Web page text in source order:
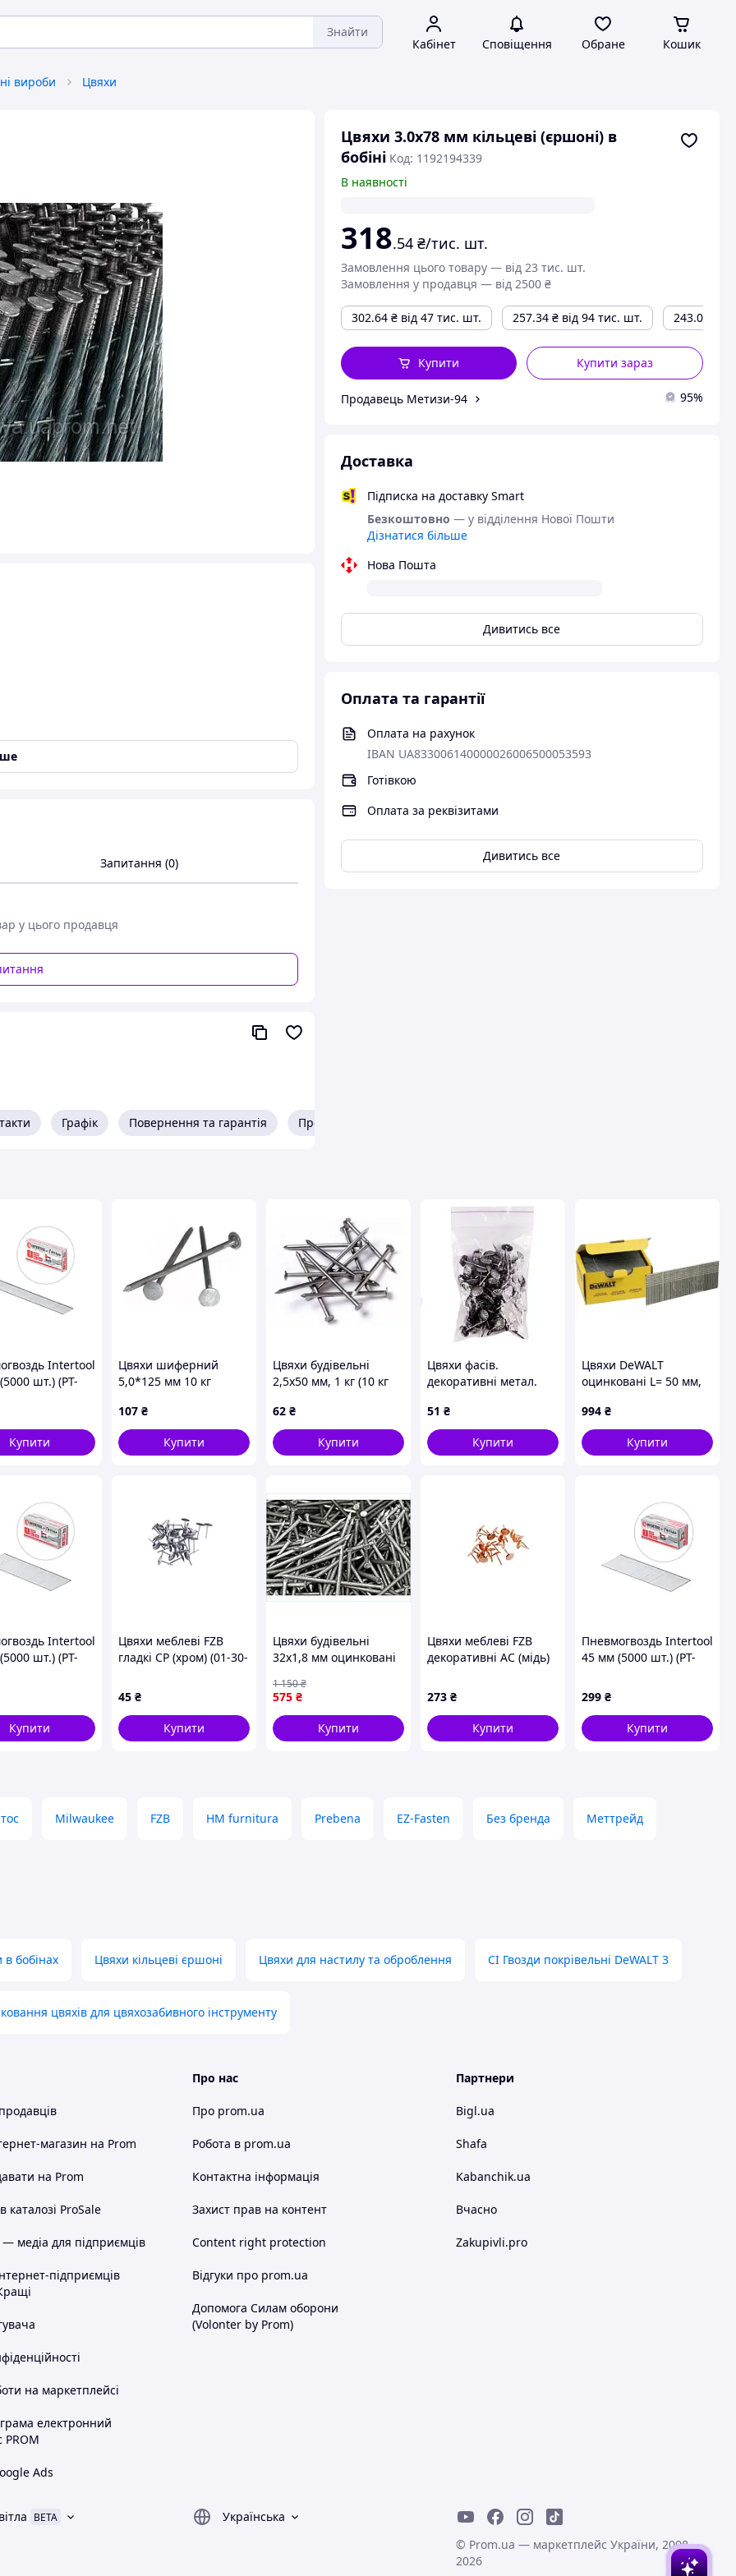
Знайти
Кабінет Сповіщення Обране Кошик
вироби Цвяхи
Цвяхи 3.0х78 мм кільцеві (єршоні) в
бобіні Код: 1192194339
В наявності
318.54 ₴/тис. шт.
Замовлення цього товару — від 23 тис. шт.
Замовлення у продавця — від 2500 ₴
302.64 ₴ від 47 тис. шт. 257.34 ₴ від 94 тис. шт. 243.06
Купити зараз
Купити
Продавець Метизи-94 95%
Доставка
Підписка на доставку Smart
Безкоштовно — у відділення Нової Пошти
Дізнатися більше
Нова Пошта
Дивитись все
Оплата та гарантії
Оплата на рахунок
IBAN UA833006140000026006500053593
Готівкою
Оплата за реквізитами
Дивитись все
телефоном.
бобіна стягнута тонкою гумкою.
ніж звичайні цвяхи.
з доставкою в усі міста України.
Запитання (0)
у цього продавця
Графік Повернення та гарантія Про продавця
Intertool
шт.) (PT-
Купити
Цвяхи шиферний
5,0*125 мм 10 кг
107 ₴
Купити
Цвяхи будівельні
2,5х50 мм, 1 кг (10 кг
62 ₴
Купити
Цвяхи фасів.
декоративні метал.
51 ₴
Купити
Цвяхи DeWALT
оцинковані L= 50 мм,
штук. (DNBT1850GZ)
994 ₴
Купити
Intertool
шт.) (PT-
Купити
Цвяхи меблеві FZB
гладкі CP (хром) (01-30-
45 ₴
Купити
Цвяхи будівельні
32х1,8 мм оцинковані
пакованні 5 кг ТМ
ЯНТОС
575 ₴
1 150₴
Купити
Цвяхи меблеві FZB
декоративні AC (мідь)
273 ₴
Купити
Пневмогвоздь Intertool
45 мм (5000 шт.) (PT-
299 ₴
Купити
Milwaukee FZB HM furnitura Prebena EZ-Fasten Без бренда Меттрейд
в бобінах Цвяхи кільцеві єршоні Цвяхи для настилу та оброблення CI Гвозди покрівельні DeWALT 3
цвяхів для цвяхозабивного інструменту
магазин на Prom
на Prom
каталозі ProSale
медіа для підприємців
підприємців
на маркетплейсі
електронний
PROM
Ads
Про нас
Про prom.ua
Робота в prom.ua
Контактна інформація
Захист прав на контент
Content right protection
Відгуки про prom.ua
Допомога Силам оборони
(Volonter by Prom)
Партнери
Bigl.ua
Shafa
Kabanchik.ua
Вчасно
Zakupivli.pro
BETA
Українська
© Prom.ua — маркетплейс України, 2008-
2026